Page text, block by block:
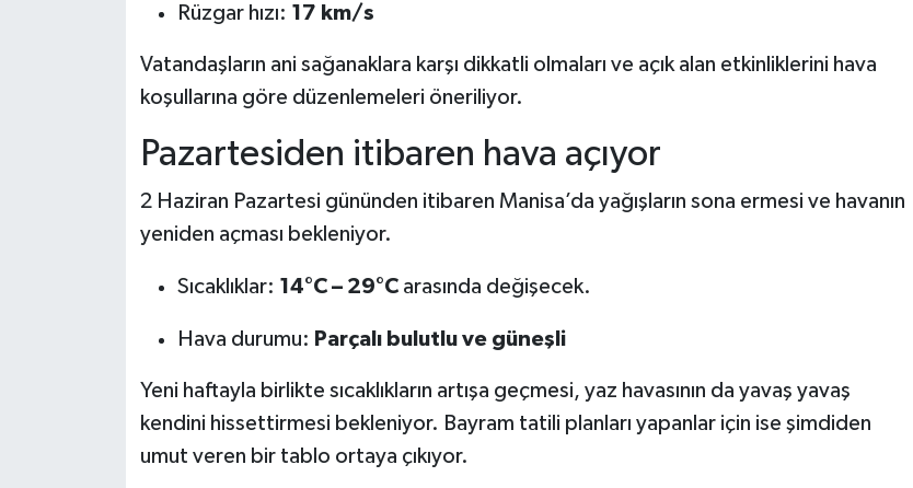
Rüzgar hızı: 17 km/s
Vatandaşların ani sağanaklara karşı dikkatli olmaları ve açık alan etkinliklerini hava
koşullarına göre düzenlemeleri öneriliyor.
Pazartesiden itibaren hava açıyor
2 Haziran Pazartesi gününden itibaren Manisa’da yağışların sona ermesi ve havanın
yeniden açması bekleniyor.
Sıcaklıklar: 14°C – 29°Carasında değişecek.
Hava durumu: Parçalı bulutlu ve güneşli
Yeni haftayla birlikte sıcaklıkların artışa geçmesi, yaz havasının da yavaş yavaş
kendini hissettirmesi bekleniyor. Bayram tatili planları yapanlar için ise şimdiden
umut veren bir tablo ortaya çıkıyor.